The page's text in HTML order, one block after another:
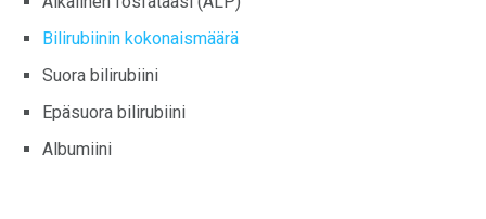
Bilirubiinin kokonaismäärä
Suora bilirubiini
Epäsuora bilirubiini
Albumiini